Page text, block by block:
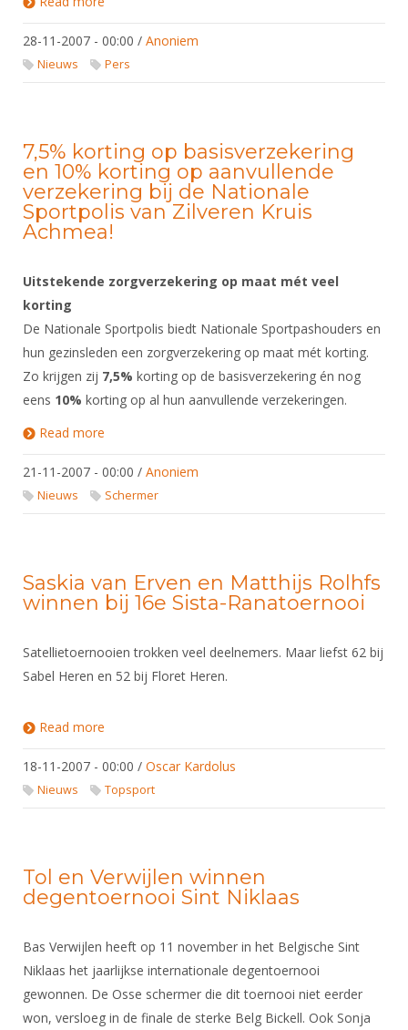
Formulieren
Alle Verenigingen
Verenigingsondersteuning
Witte Vlekkenplan
Oprichting Vereniging
Overschrijven leden
JPT
JEC
Veteranenwedstrijden
Nieuws
Aanvragen van scheidsrechters
Scheidsrechterslijst
Verwerk wedstrijduitslagen
NK organiseren
Promotie en logo
Geschiedenis van het schermen
Scheidsrechterslijst
Scheidsrechter Documentatie
Archief
Infotheek
Bibliotheek
ALV
Touché
28-11-2007 - 00:00 / Anoniem
Nieuws Pers
7,5% korting op basisverzekering
en 10% korting op aanvullende
verzekering bij de Nationale
Sportpolis van Zilveren Kruis
Achmea!
Uitstekende zorgverzekering op maat mét veel
korting
De Nationale Sportpolis biedt Nationale Sportpashouders en
hun gezinsleden een zorgverzekering op maat mét korting.
Zo krijgen zij 7,5% korting op de basisverzekering én nog
eens 10% korting op al hun aanvullende verzekeringen.
Read more
21-11-2007 - 00:00 / Anoniem
Nieuws Schermer
Saskia van Erven en Matthijs Rolhfs
winnen bij 16e Sista-Ranatoernooi
Satellietoernooien trokken veel deelnemers. Maar liefst 62 bij
Sabel Heren en 52 bij Floret Heren.
Read more
18-11-2007 - 00:00 / Oscar Kardolus
Nieuws Topsport
Tol en Verwijlen winnen
degentoernooi Sint Niklaas
Bas Verwijlen heeft op 11 november in het Belgische Sint
Niklaas het jaarlijkse internationale degentoernooi
gewonnen. De Osse schermer die dit toernooi niet eerder
won, versloeg in de finale de sterke Belg Bickell. Ook Sonja